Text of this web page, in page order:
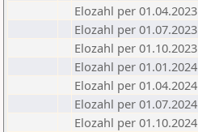
Elozahl per 01.04.2023
Elozahl per 01.07.2023
Elozahl per 01.10.2023
Elozahl per 01.01.2024
Elozahl per 01.04.2024
Elozahl per 01.07.2024
Elozahl per 01.10.2024